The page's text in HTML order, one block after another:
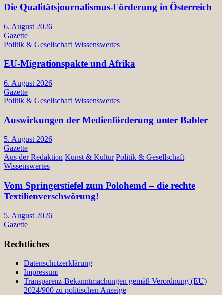
Die Qualitätsjournalismus-Förderung in Österreich
6. August 2026
Gazette
Politik & Gesellschaft Wissenswertes
EU-Migrationspakte und Afrika
6. August 2026
Gazette
Politik & Gesellschaft Wissenswertes
Auswirkungen der Medienförderung unter Babler
5. August 2026
Gazette
Aus der Redaktion Kunst & Kultur Politik & Gesellschaft
Wissenswertes
Vom Springerstiefel zum Polohemd – die rechte
Textilienverschwörung!
5. August 2026
Gazette
Rechtliches
Datenschutzerklärung
Impressum
Transparenz-Bekanntmachungen gemäß Verordnung (EU)
2024/900 zu politischen Anzeige